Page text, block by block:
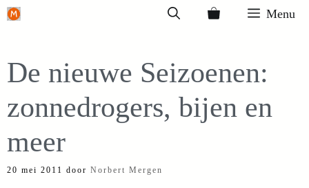
Ga
inhoud
Menu
De nieuwe Seizoenen:
zonnedrogers, bijen en
meer
20 mei 2011 door Norbert Mergen